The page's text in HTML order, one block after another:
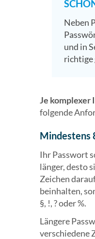
Neben
und in
richtige
Je komplexer
folgende
Mindestens
Ihr Passwort
länger, desto
Zeichen
beinhalten,
§, !, ? oder %.
Längere
verschiedene